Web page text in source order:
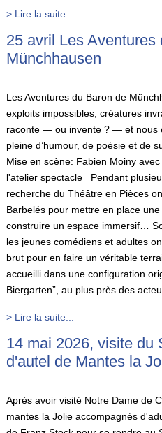
> Lire la suite...
25 avril Les Aventures
Münchhausen
Les Aventures du Baron de
exploits impossibles, créatures
raconte — ou invente ? — et nous
pleine d’humour, de poésie et de
Mise en scène: Fabien Moiny
l'atelier spectacle Pendant
recherche du Théâtre en Pièces
Barbelés pour mettre en place
construire un espace immersif…
les jeunes comédiens et adultes
brut pour en faire un véritable
accueilli dans une configuration
Biergarten”, au plus près des
> Lire la suite...
14 mai 2026, visite du
d'autel de Mantes la
Après avoir visité Notre Dame de
mantes la Jolie accompagnés